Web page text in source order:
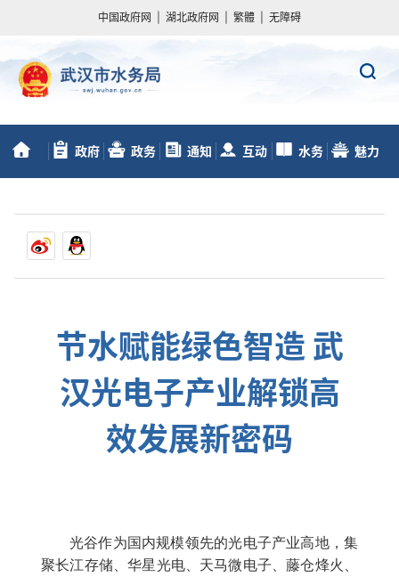
中国政府网 湖北政府网 繁體 无障碍
政府 政务 通知 互动 水务 魅力
节水赋能绿色智造 武
汉光电子产业解锁高
效发展新密码
光谷作为国内规模领先的光电子产业高地，集
聚长江存储、华星光电、天马微电子、藤仓烽火、